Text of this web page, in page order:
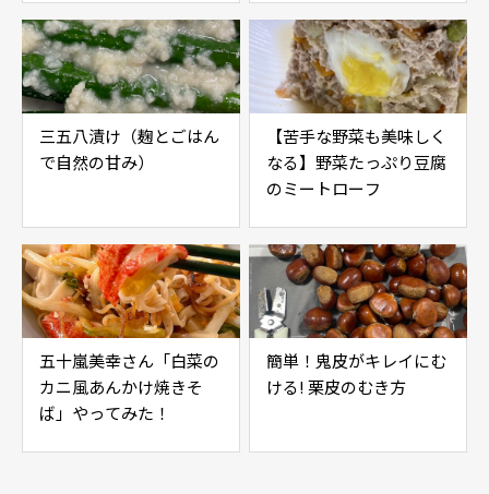
三五八漬け（麹とごはん
で自然の甘み）
【苦手な野菜も美味しく
なる】野菜たっぷり豆腐
のミートローフ
五十嵐美幸さん「白菜の
カニ風あんかけ焼きそ
ば」やってみた！
簡単！鬼皮がキレイにむ
ける! 栗皮のむき方